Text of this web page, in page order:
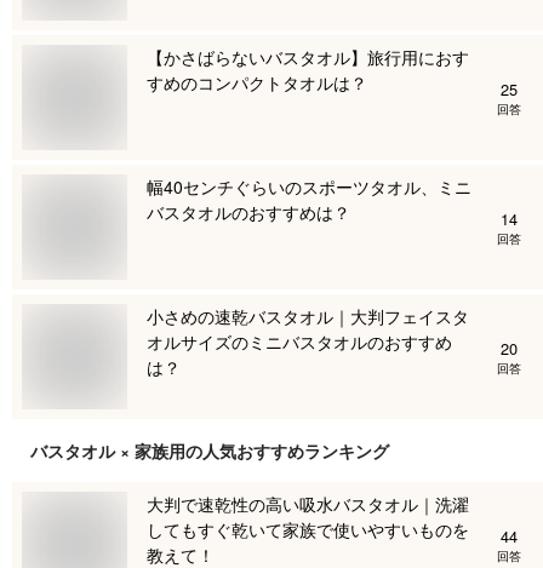
【かさばらないバスタオル】旅行用におす
すめのコンパクトタオルは？
25
回答
幅40センチぐらいのスポーツタオル、ミニ
バスタオルのおすすめは？
14
回答
小さめの速乾バスタオル｜大判フェイスタ
オルサイズのミニバスタオルのおすすめ
は？
20
回答
バスタオル × 家族用の人気おすすめランキング
大判で速乾性の高い吸水バスタオル｜洗濯
してもすぐ乾いて家族で使いやすいものを
教えて！
44
回答